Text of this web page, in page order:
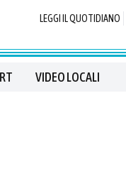
LEGGI IL QUOTIDIANO
VIDEO LOCALI